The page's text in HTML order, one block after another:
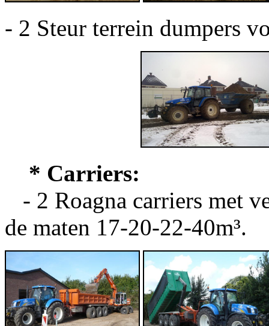
- 2 Steur terrein dumpers
* Carriers:
- 2 Roagna carriers met
de maten 17-20-22-40m³.